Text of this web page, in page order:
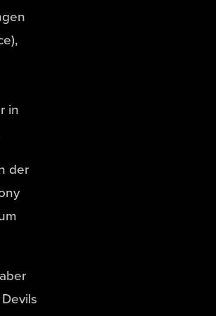
in
der